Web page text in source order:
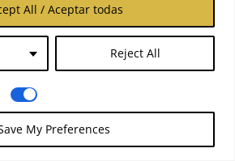
Reject All
All / Aceptar todas
My Preferences